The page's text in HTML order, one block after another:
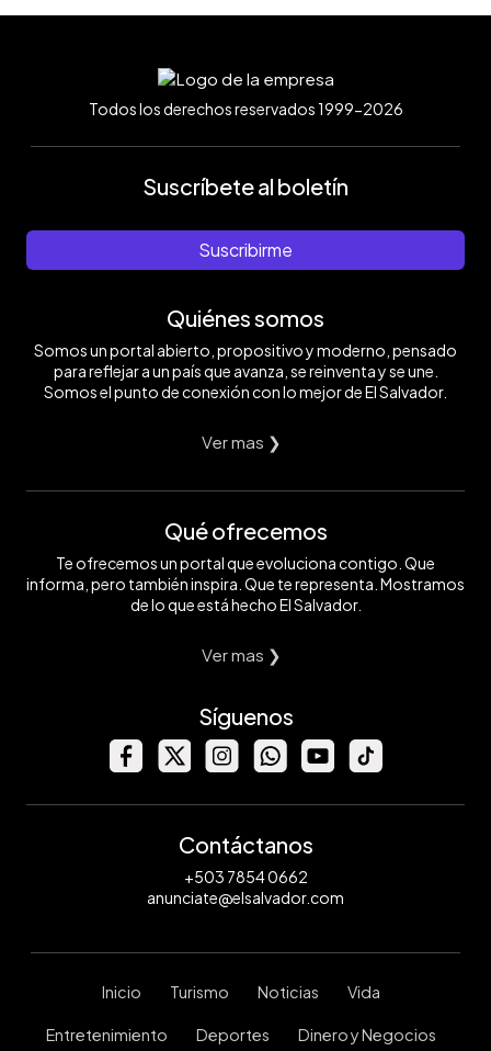
Todos los derechos reservados 1999-2026
Suscríbete al boletín
Suscribirme
Quiénes somos
Somos un portal abierto, propositivo y moderno, pensado
para reflejar a un país que avanza, se reinventa y se une.
Somos el punto de conexión con lo mejor de El Salvador.
Ver mas ❯
Qué ofrecemos
Te ofrecemos un portal que evoluciona contigo. Que
informa, pero también inspira. Que te representa. Mostramos
de lo que está hecho El Salvador.
Ver mas ❯
Síguenos
Contáctanos
+503 7854 0662
anunciate@elsalvador.com
Inicio Turismo Noticias Vida
Entretenimiento Deportes Dinero y Negocios